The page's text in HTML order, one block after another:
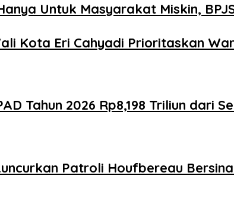
Untuk Masyarakat Miskin,
Kota Eri Cahyadi Prioritaskan
Tahun 2026 Rp8,198 Triliun dari
Patroli Houfbereau